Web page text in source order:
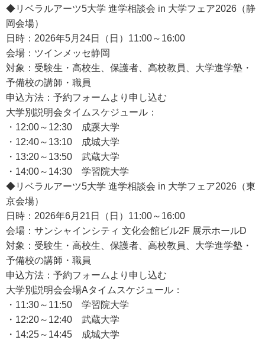
◆リベラルアーツ5大学 進学相談会 in 大学フェア2026（静
岡会場）
日時：2026年5月24日（日）11:00～16:00
会場：ツインメッセ静岡
対象：受験生・高校生、保護者、高校教員、大学進学塾・
予備校の講師・職員
申込方法：予約フォームより申し込む
大学別説明会タイムスケジュール：
・12:00～12:30 成蹊大学
・12:40～13:10 成城大学
・13:20～13:50 武蔵大学
・14:00～14:30 学習院大学
◆リベラルアーツ5大学 進学相談会 in 大学フェア2026（東
京会場）
日時：2026年6月21日（日）11:00～16:00
会場：サンシャインシティ 文化会館ビル2F 展示ホールD
対象：受験生・高校生、保護者、高校教員、大学進学塾・
予備校の講師・職員
申込方法：予約フォームより申し込む
大学別説明会会場Aタイムスケジュール：
・11:30～11:50 学習院大学
・12:20～12:40 武蔵大学
・14:25～14:45 成城大学